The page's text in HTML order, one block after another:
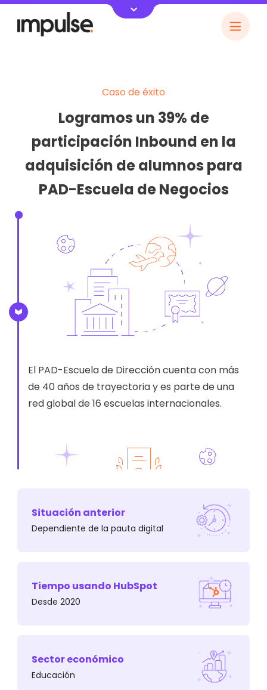
Caso de éxito
Logramos un 39% de
participación Inbound en la
adquisición de alumnos para
PAD-Escuela de Negocios
El PAD-Escuela de Dirección cuenta con más
de 40 años de trayectoria y es parte de una
red global de 16 escuelas internacionales.
Es un fuerte referente para todos aquellos
ejecutivos y directivos que quieren dar un paso
Situación anterior
Dependiente de la pauta digital
Tiempo usando HubSpot
Desde 2020
Sector económico
Educación